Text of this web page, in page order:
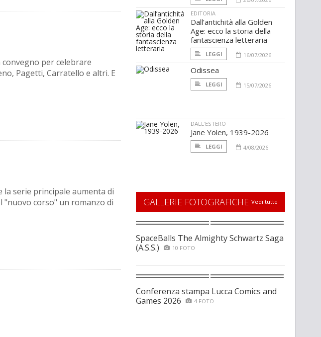
convegno per celebrare
Pagetti, Carratello e altri. E
la serie principale aumenta di
"nuovo corso" un romanzo di
EDITORIA
Dall’antichità alla Golden
Age: ecco la storia della
fantascienza letteraria
LEGGI 16/07/2026
Odissea
LEGGI 15/07/2026
DALL'ESTERO
Jane Yolen, 1939-2026
LEGGI 4/08/2026
GALLERIE FOTOGRAFICHE Vedi tutte
SpaceBalls The Almighty Schwartz Saga
(A.S.S.)
10 FOTO
Conferenza stampa Lucca Comics and
Games 2026
4 FOTO